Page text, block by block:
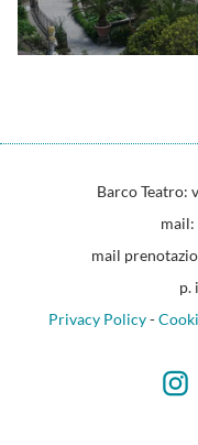
Barco Teatro:
mail:
mail
p.
Privacy Policy-